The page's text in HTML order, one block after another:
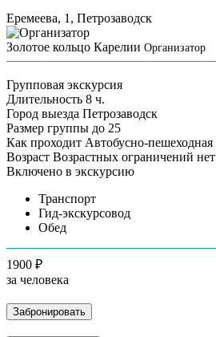
Еремеева, 1, Петрозаводск
Золотое кольцо Карелии Организатор
Групповая экскурсия
Длительность 8 ч.
Город выезда Петрозаводск
Размер группы до 25
Как проходит Автобусно-пешеходная
Возраст Возрастных ограничений нет
Включено в экскурсию
Транспорт
Гид-экскурсовод
Обед
1900 ₽
за человека
Забронировать